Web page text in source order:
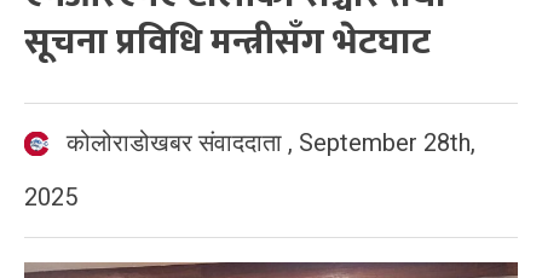
सूचना प्रविधि मन्त्रीसँग भेटघाट
कोलोराडोखबर संवाददाता , September 28th,
2025